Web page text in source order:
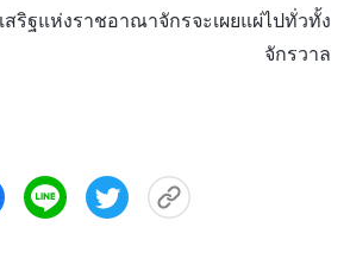
สริฐแห่งราชอาณาจักรจะเผยแผ่ไปทั่วทั้ง
จักรวาล